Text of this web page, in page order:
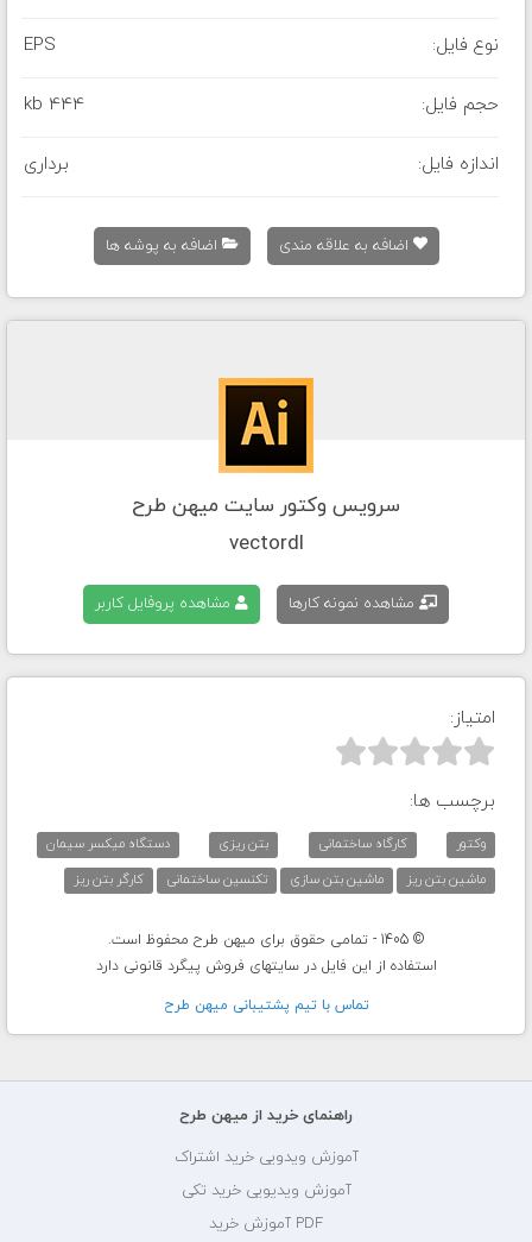
نوع فایل: EPS
حجم فایل: 444 kb
اندازه فایل: برداری
اضافه به علاقه مندی اضافه به پوشه ها
سرویس وکتور سایت میهن طرح
vectordl
مشاهده نمونه کارها مشاهده پروفایل کاربر
امتیاز:



برچسب ها:
وکتور کارگاه ساختمانی بتن ریزی
دستگاه میکسر سیمان
ماشین بتن ریز
ماشین بتن سازی تکنسین ساختمانی کارگر بتن ریز
© 1405 - تمامی حقوق برای میهن طرح محفوظ است.
استفاده از این فایل در سایتهای فروش پیگرد قانونی دارد
تماس با تيم پشتيبانی ميهن طرح
راهنمای خرید از میهن طرح
آموزش ویدویی خرید اشتراک
آموزش ویدیویی خرید تکی
PDF آموزش خرید